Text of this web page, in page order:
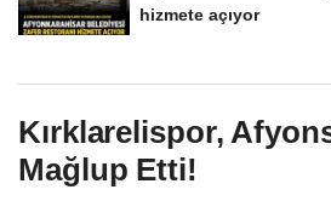
hizmete açıyor
Kırklarelispor,
Mağlup Etti!